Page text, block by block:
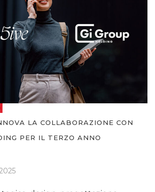
LA COLLABORAZIONE CON
PER IL TERZO ANNO